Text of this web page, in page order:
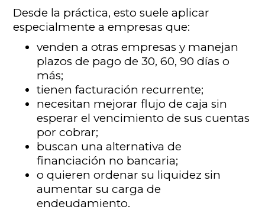
Desde la práctica, esto suele aplicar
especialmente a empresas que:
venden a otras empresas y manejan
plazos de pago de 30, 60, 90 días o
más;
tienen facturación recurrente;
necesitan mejorar flujo de caja sin
esperar el vencimiento de sus cuentas
por cobrar;
buscan una alternativa de
financiación no bancaria;
o quieren ordenar su liquidez sin
aumentar su carga de
endeudamiento.